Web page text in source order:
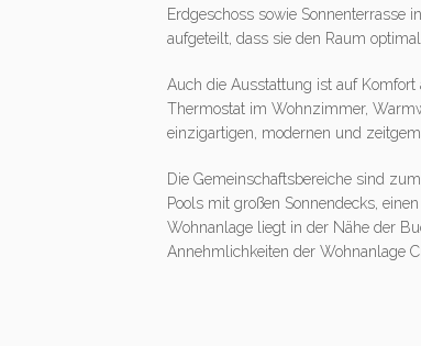
Erdgeschoss sowie Sonnenterrasse
aufgeteilt, dass sie den Raum
Auch die Ausstattung ist auf
Thermostat im Wohnzimmer,
einzigartigen, modernen und
Die Gemeinschaftsbereiche sind
Pools mit großen Sonnendecks,
Wohnanlage liegt in der Nähe der
Annehmlichkeiten der Wohnanlage